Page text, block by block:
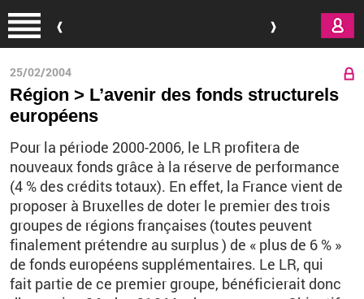
25/02/2004
Région > L’avenir des fonds structurels
européens
Pour la période 2000-2006, le LR profitera de
nouveaux fonds grâce à la réserve de performance
(4 % des crédits totaux). En effet, la France vient de
proposer à Bruxelles de doter le premier des trois
groupes de régions françaises (toutes peuvent
finalement prétendre au surplus ) de « plus de 6 % »
de fonds européens supplémentaires. Le LR, qui
fait partie de ce premier groupe, bénéficierait donc